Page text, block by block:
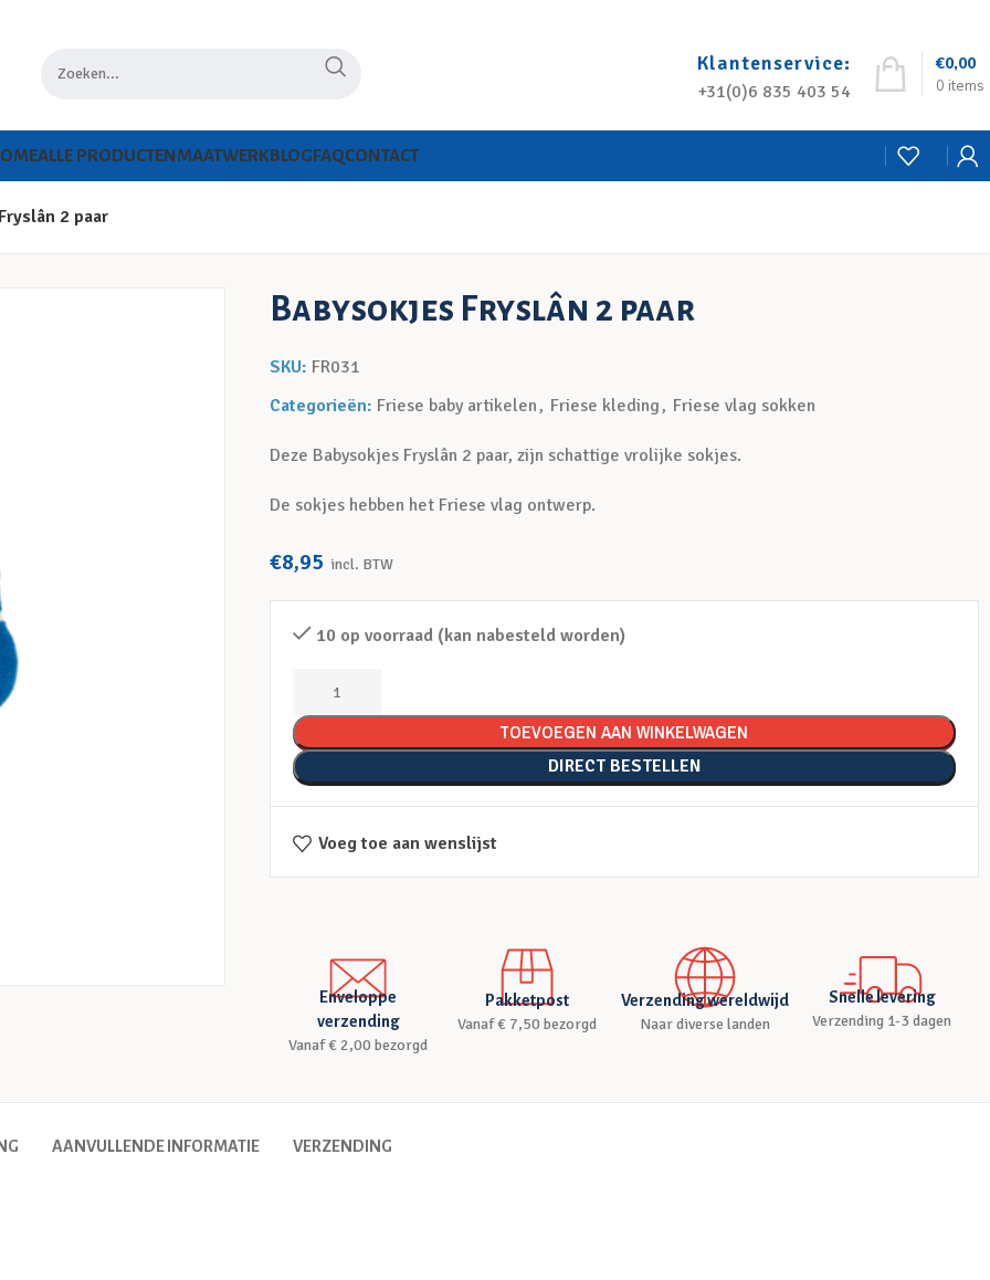
Klantenservice:
+31(0)6 835 403 54 0 items
€0,00
ALLE PRODUCTENMAATWERKBLOGFAQCONTACT
2 paar
Babysokjes Fryslân 2 paar
SKU: FR031
Categorieën: Friese baby artikelen , Friese kleding , Friese vlag sokken
Deze Babysokjes Fryslân 2 paar, zijn schattige vrolijke sokjes.
De sokjes hebben het Friese vlag ontwerp.
€8,95 incl. BTW
10 op voorraad (kan nabesteld worden)
TOEVOEGEN AAN WINKELWAGEN
DIRECT BESTELLEN
Voeg toe aan wenslijst
Enveloppe
verzending
Vanaf € 2,00 bezorgd
Pakketpost
Vanaf € 7,50 bezorgd
Verzending wereldwijd
Naar diverse landen
Snelle levering
Verzending 1-3 dagen
AANVULLENDE INFORMATIE VERZENDING